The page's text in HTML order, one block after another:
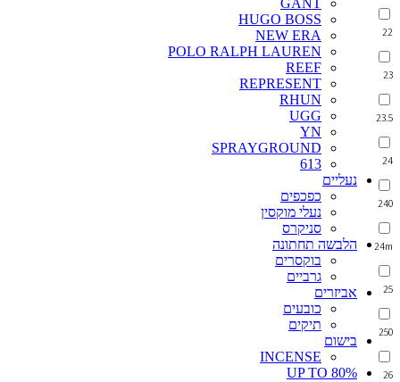
22
23
23.5
24
240
24m
25
250
26
GANT
HUGO BOSS
NEW ERA
POLO RALPH LAUREN
REEF
REPRESENT
RHUN
UGG
YN
SPRAYGROUND
613
נעליים
כפכפים
נעלי מוקסין
סניקרס
הלבשה תחתונה
בוקסרים
גרביים
אביזרים
כובעים
תיקים
בישום
INCENSE
UP TO 80%